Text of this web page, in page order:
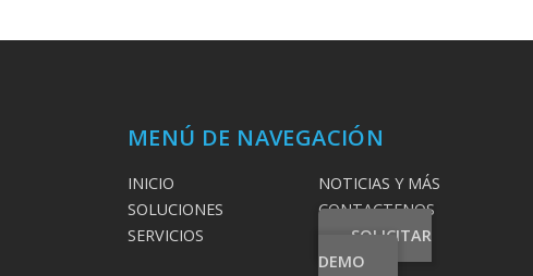
MENÚ DE NAVEGACIÓN
INICIO
SOLUCIONES
SERVICIOS
NOTICIAS Y MÁS
CONTACTENOS
SOLICITAR
DEMO